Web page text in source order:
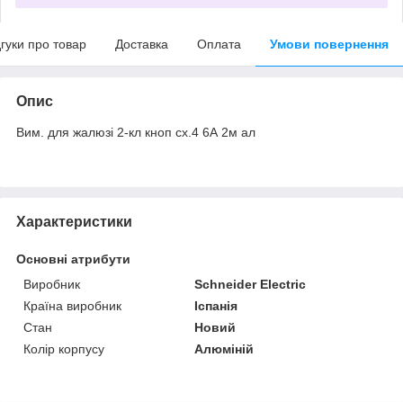
про товар Доставка Оплата Умови повернення
Опис
Вим. для жалюзі 2-кл кноп сх.4 6А 2м ал
Характеристики
Основні атрибути
Виробник
Schneider Electric
Країна виробник
Іспанія
Стан
Новий
Колір корпусу
Алюміній